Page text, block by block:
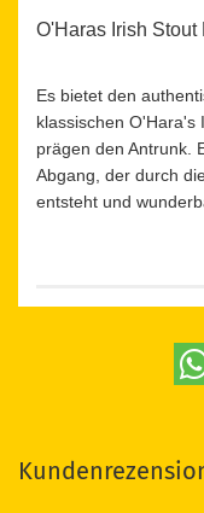
O'Haras Irish Stout
Es bietet den
klassischen O'Hara's
prägen den Antrunk.
Abgang, der durch
entsteht und